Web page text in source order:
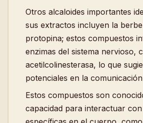
Otros alcaloides importantes
sus extractos incluyen la
protopina; estos compuestos
enzimas del sistema nervioso,
acetilcolinesterasa, lo que
potenciales en la
Estos compuestos son
capacidad para interactuar